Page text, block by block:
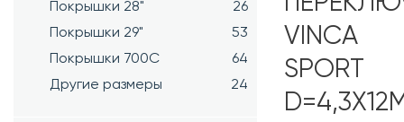
Покрышки 28"
26
Покрышки 29"
53
Покрышки 700C
64
Другие размеры
24
VINCA
SPORT